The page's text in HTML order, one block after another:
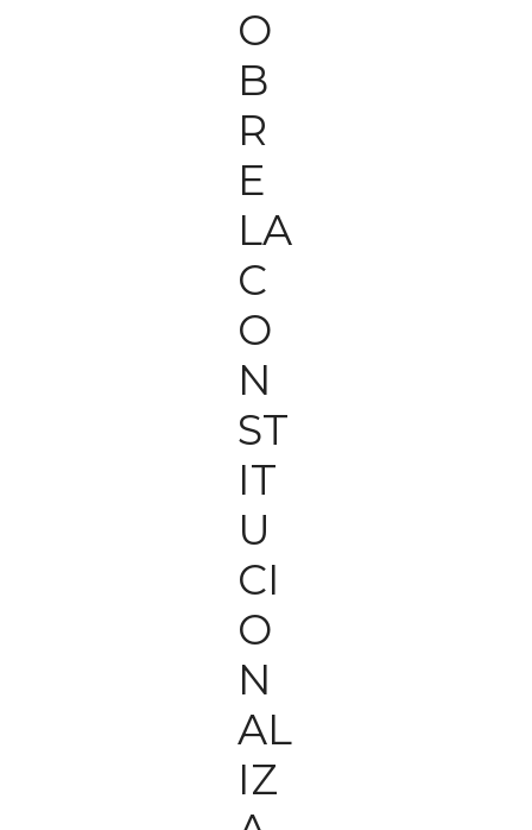
O
B
R
E
LA
C
O
N
ST
IT
U
CI
O
N
AL
IZ